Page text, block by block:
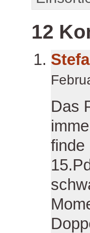
12
Das
finde